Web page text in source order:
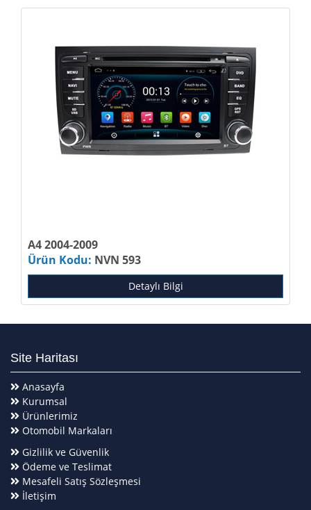
A4 2004-2009
Ürün Kodu: NVN 593
Detaylı Bilgi
Site Haritası
Anasayfa
Kurumsal
Ürünlerimiz
Otomobil Markaları
Gizlilik ve Güvenlik
Ödeme ve Teslimat
Mesafeli Satış Sözleşmesi
İletişim